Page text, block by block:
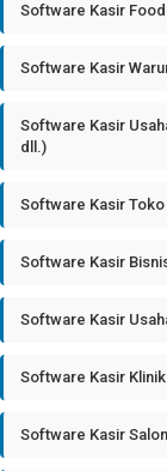
Software Kasir
Software Kasir
Software Kasir
dll.)
Software Kasir
Software Kasir
Software Kasir
Software Kasir
Software Kasir